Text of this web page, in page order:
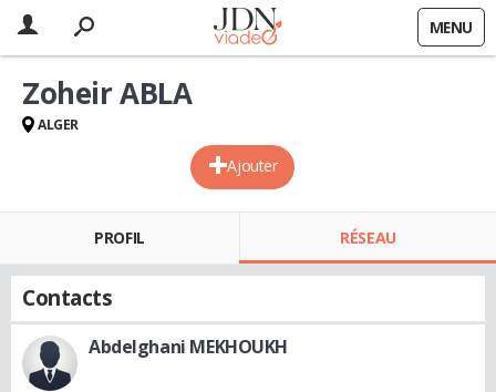
MENU
Ajouter
Zoheir ABLA
ALGER
PROFIL RÉSEAU
Contacts
Abdelghani MEKHOUKH